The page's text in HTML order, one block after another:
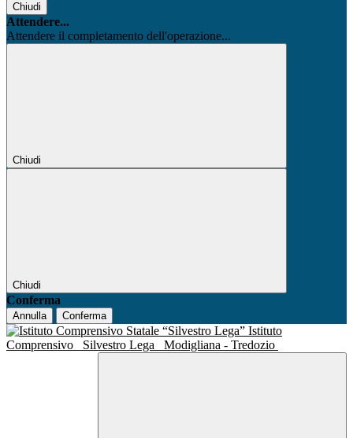
Chiudi
Attendere...
Attendere il completamento dell'operazione...
Chiudi
Chiudi
Conferma
Annulla Conferma
Istituto
Comprensivo
Silvestro Lega Modigliana - Tredozio